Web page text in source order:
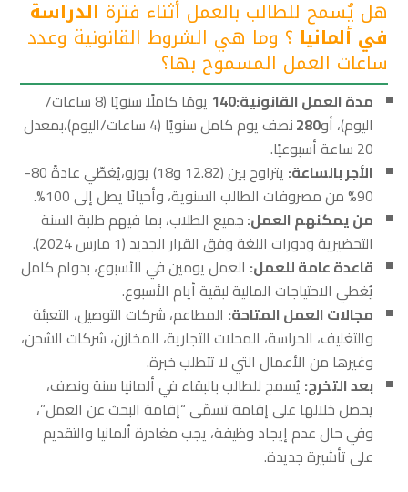
هل يُسمح للطالب بالعمل أثناء فترة الدراسة
في ألمانيا ؟ وما هي الشروط القانونية وعدد
ساعات العمل المسموح بها؟
مدة العمل القانونية:
140
يومًا كاملًا سنويًا (8 ساعات/
اليوم)، أو280
نصف يوم كامل سنويًا (4 ساعات/اليوم)،بمعدل
20 ساعة أسبوعيًا.
الأجر بالساعة:
يتراوح بين (12.82 و18) يورو،يُغطّي عادةً 80-
90% من مصروفات الطالب السنوية، وأحيانًا يصل إلى 100%.
من يمكنهم العمل:جميع الطلاب، بما فيهم طلبة السنة
التحضيرية ودورات اللغة وفق القرار الجديد (1 مارس 2024).
قاعدة عامة للعمل: العمل يومين في الأسبوع، بدوام كامل
يُغطي الاحتياجات المالية لبقية أيام الأسبوع.
مجالات العمل المتاحة: المطاعم، شركات التوصيل، التعبئة
والتغليف، الحراسة، المحلات التجارية، المخازن، شركات الشحن،
وغيرها من الأعمال التي لا تتطلب خبرة.
بعد التخرج: يُسمح للطالب بالبقاء في ألمانيا سنة ونصف،
يحصل خلالها على إقامة تسمّى “إقامة البحث عن العمل”،
وفي حال عدم إيجاد وظيفة، يجب مغادرة ألمانيا والتقديم
على تأشيرة جديدة.